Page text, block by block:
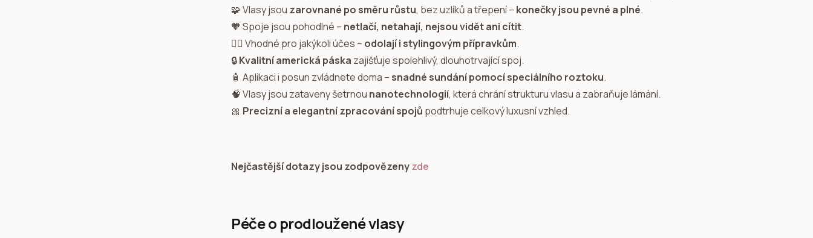
🧩 Vlasy jsou zarovnané po směru růstu, bez uzlíků a třepení – konečky jsou pevné a plné.
🧡 Spoje jsou pohodlné – netlačí, netahají, nejsou vidět ani cítit.
💇‍♀️ Vhodné pro jakýkoli účes – odolají i stylingovým přípravkům.
🔒Kvalitní americká páska zajišťuje spolehlivý, dlouhotrvající spoj.
🧴 Aplikaci i posun zvládnete doma – snadné sundání pomocí speciálního roztoku.
🧠 Vlasy jsou zataveny šetrnou nanotechnologií, která chrání strukturu vlasu a zabraňuje lámání.
🎀 Precizní a elegantní zpracování spojů podtrhuje celkový luxusní vzhled.
Nejčastější dotazy jsou zodpovězenyzde
Péče o prodloužené vlasy